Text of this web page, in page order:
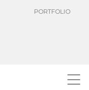
PORTFOLIO